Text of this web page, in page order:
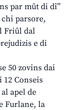
par mût di dî”
parsore,
Friûl dal
e di
50 zovins dai
12 Conseis
apel de
Furlane, la